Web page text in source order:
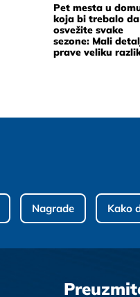
Pet mesta u
koja bi trebalo da
osvežite svake
sezone: Mali
prave veliku
Nagrade Kako